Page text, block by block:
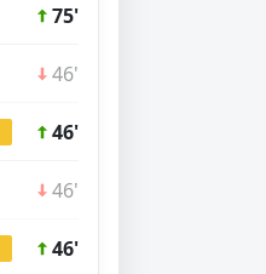
75'
46'
46'
46'
46'